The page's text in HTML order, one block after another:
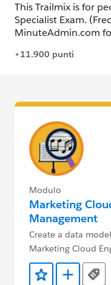
Modulo
Marketing
Management
Create a data
Marketing Cloud
Aggiunto aiAggiungi a
Tags